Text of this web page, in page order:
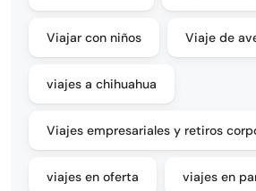
Viajar con niños Viaje de
viajes a chihuahua
Viajes empresariales y retiros
viajes en oferta viajes en